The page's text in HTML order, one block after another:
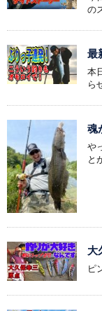
の
最
本
ら
魂
や
と
大
ピ